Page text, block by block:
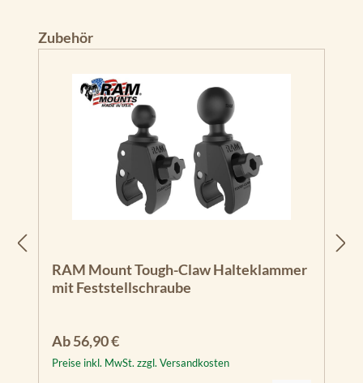
Produktgalerie überspringen
Zubehör
RAM Mount Tough-Claw Halteklammer
mit Feststellschraube
Regulärer Preis:
Ab56,90 €
Preise inkl. MwSt. zzgl. Versandkosten